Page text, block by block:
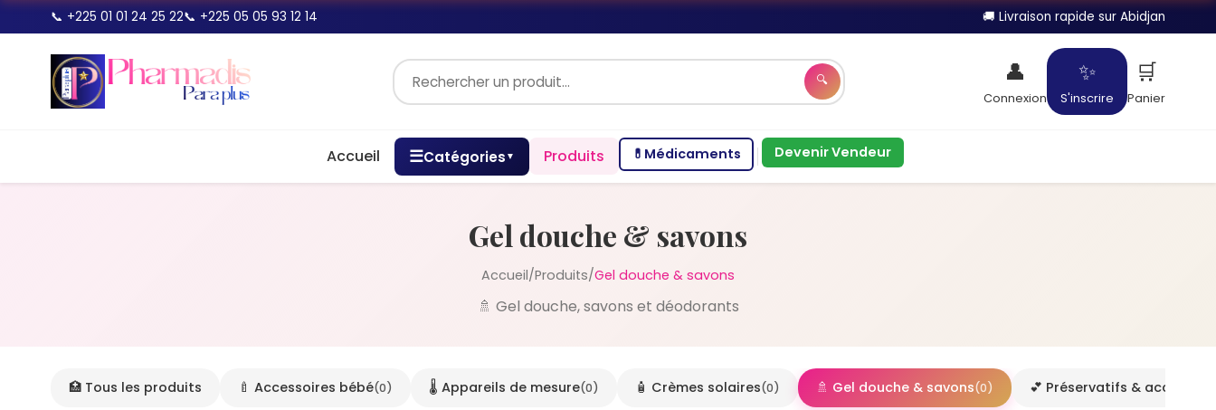
📞 +225 01 01 24 25 22📞 +225 05 05 93 12 14 🚚 Livraison rapide sur Abidjan
🔍 👤
Connexion
✨
S'inscrire
🛒
Panier
Accueil ☰Catégories ▼ Produits 💊 Médicaments Devenir Vendeur
Gel douche & savons
Accueil/Produits/Gel douche & savons
🚿 Gel douche, savons et déodorants
🏥 Tous les produits 🍼 Accessoires bébé(0) 🌡️ Appareils de mesure(0) 🧴 Crèmes solaires(0) 🚿 Gel douche & savons(0) 💕 Préservatifs &